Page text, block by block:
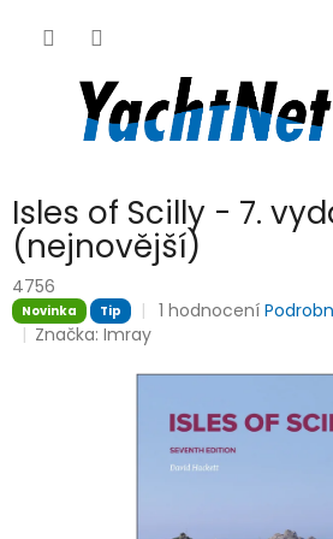
Isles of Scilly - 7.
(nejnovější)
4756
Novinka Tip
Průměrné
je
hvězdiček.
1 hodnocení
Značka:Imray